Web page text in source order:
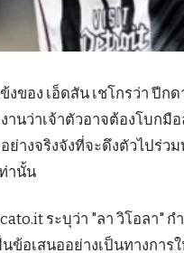
ของ เอ็ดสัน เชโกรว่า ปีก
านว่าเจ้าตัวอาจต้องโบก
ย่างจริงจังที่จะดึงตัวไปร่
านั้น
ระบุว่า "ลา วิโอลา"
ข้อเสนออย่างเป็นทางการ